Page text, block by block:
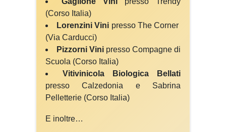
(Corso Italia)
Lorenzini Vini presso The Corner
(Via Carducci)
Pizzorni Vini presso Compagne di
Scuola (Corso Italia)
Vitivinicola Biologica Bellati
presso Calzedonia e Sabrina
Pelletterie (Corso Italia)
E inoltre…